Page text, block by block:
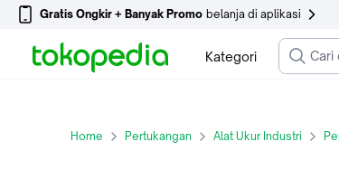
Gratis Ongkir + Banyak Promo belanja di aplikasi
Kategori
Home Pertukangan Alat Ukur Industri